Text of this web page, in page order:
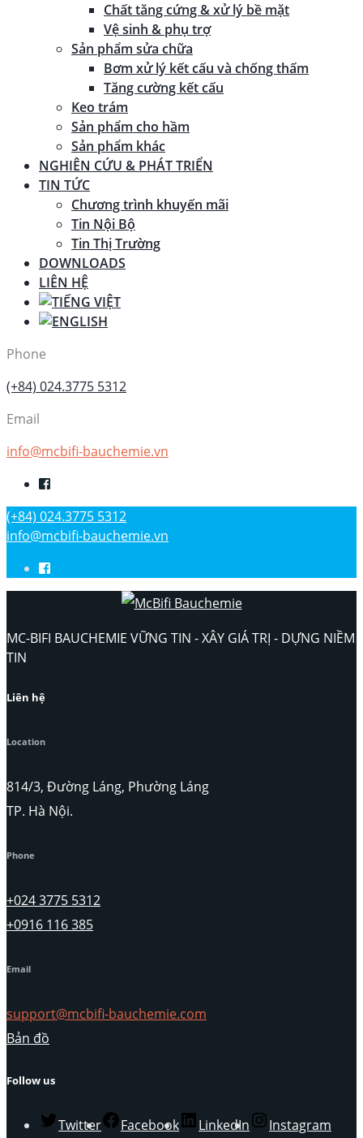
Chất tăng cứng & xử lý bề mặt
Vệ sinh & phụ trợ
Sản phẩm sửa chữa
Bơm xử lý kết cấu và chống thấm
Tăng cường kết cấu
Keo trám
Sản phẩm cho hầm
Sản phẩm khác
NGHIÊN CỨU & PHÁT TRIỂN
TIN TỨC
Chương trình khuyến mãi
Tin Nội Bộ
Tin Thị Trường
DOWNLOADS
LIÊN HỆ
Phone
(+84) 024.3775 5312
Email
info@mcbifi-bauchemie.vn
(+84) 024.3775 5312
info@mcbifi-bauchemie.vn
MC-BIFI BAUCHEMIE VỮNG TIN - XÂY GIÁ TRỊ - DỰNG NIỀM
TIN
Liên hệ
Location
814/3, Đường Láng, Phường Láng
TP. Hà Nội.
Phone
+024 3775 5312
+0916 116 385
Email
support@mcbifi-bauchemie.com
Bản đồ
Follow us
Twitter Facebook LinkedIn Instagram